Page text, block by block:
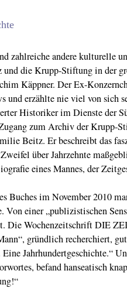
zahlreiche andere kulturelle
und die Krupp-Stiftung in der
Käppner. Der Ex-
und erzählte nie viel von sich
Historiker im Dienste der
zum Archiv der Krupp-
Beitz. Er beschreibt das
über Jahrzehnte
eines Mannes, der
Buches im November 2010
Von einer„publizistischen
Die Wochenzeitschrift DIE
gründlich recherchiert,
Eine Jahrhundertgeschichte.“
befand hanseatisch